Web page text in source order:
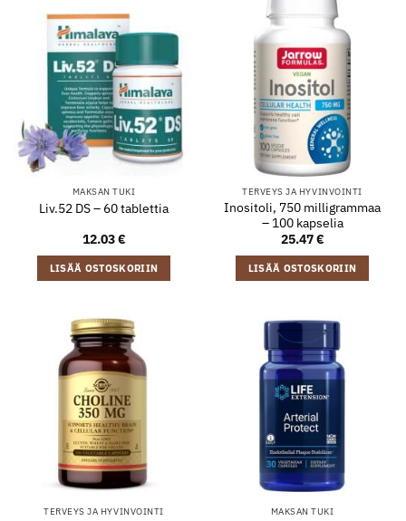
MAKSAN TUKI
Liv.52 DS – 60 tablettia
12.03€
LISÄÄ OSTOSKORIIN
TERVEYS JA HYVINVOINTI
Inositoli, 750 milligrammaa
– 100 kapselia
25.47€
LISÄÄ OSTOSKORIIN
TERVEYS JA HYVINVOINTI MAKSAN TUKI